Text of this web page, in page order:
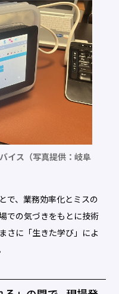
イス（写真提供：岐阜
で、業務効率化とミスの
での気づきをもとに技術
さに「生きた学び」によ